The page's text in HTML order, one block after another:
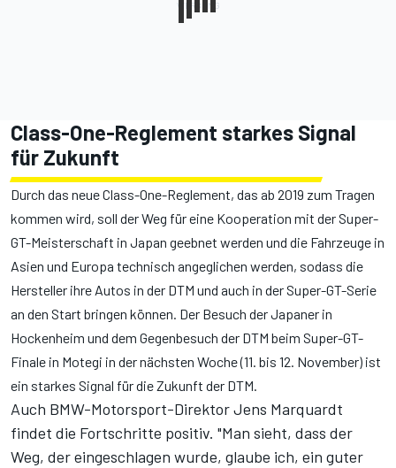
Class-One-Reglement starkes Signal
für Zukunft
Durch das neue Class-One-Reglement, das ab 2019 zum Tragen
kommen wird, soll der Weg für eine Kooperation mit der Super-
GT-Meisterschaft in Japan geebnet werden und die Fahrzeuge in
Asien und Europa technisch angeglichen werden, sodass die
Hersteller ihre Autos in der DTM und auch in der Super-GT-Serie
an den Start bringen können. Der Besuch der Japaner in
Hockenheim und dem Gegenbesuch der DTM beim Super-GT-
Finale in Motegi in der nächsten Woche (11. bis 12. November) ist
ein starkes Signal für die Zukunft der DTM.
Auch BMW-Motorsport-Direktor Jens Marquardt
findet die Fortschritte positiv. "Man sieht, dass der
Weg, der eingeschlagen wurde, glaube ich, ein guter